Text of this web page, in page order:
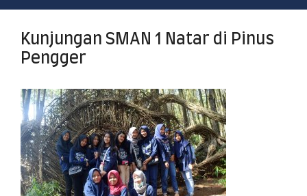
Kunjungan SMAN 1 Natar di Pinus
Pengger